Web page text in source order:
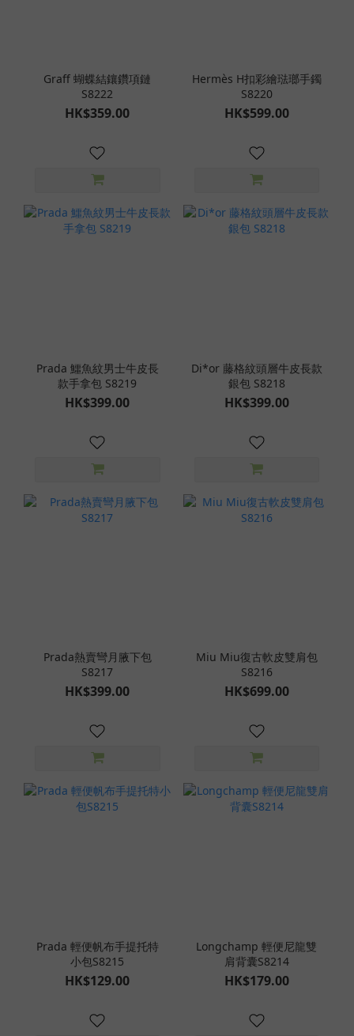
Graff 蝴蝶結鑲鑽項鏈
S8222
HK$359.00
Hermès H扣彩繪琺瑯手鐲
S8220
HK$599.00
Prada 鱷魚紋男士牛皮長
款手拿包 S8219
HK$399.00
Di*or 藤格紋頭層牛皮長款
銀包 S8218
HK$399.00
Prada熱賣彎月腋下包
S8217
HK$399.00
Miu Miu復古軟皮雙肩包
S8216
HK$699.00
Prada 輕便帆布手提托特
小包S8215
HK$129.00
Longchamp 輕便尼龍雙
肩背囊S8214
HK$179.00